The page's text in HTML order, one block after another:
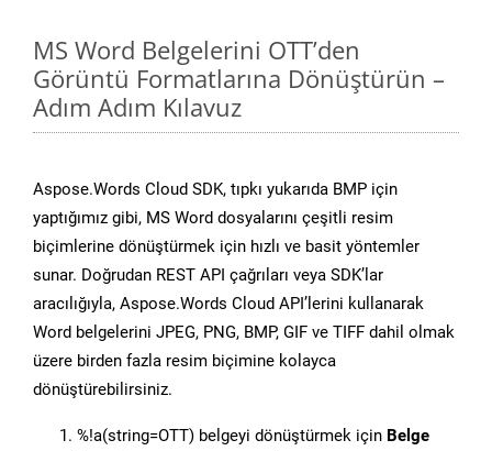
MS Word Belgelerini OTT’den
Görüntü Formatlarına Dönüştürün –
Adım Adım Kılavuz
Aspose.Words Cloud SDK, tıpkı yukarıda BMP için
yaptığımız gibi, MS Word dosyalarını çeşitli resim
biçimlerine dönüştürmek için hızlı ve basit yöntemler
sunar. Doğrudan REST API çağrıları veya SDK’lar
aracılığıyla, Aspose.Words Cloud API’lerini kullanarak
Word belgelerini JPEG, PNG, BMP, GIF ve TIFF dahil olmak
üzere birden fazla resim biçimine kolayca
dönüştürebilirsiniz.
%!a(string=OTT) belgeyi dönüştürmek için Belge